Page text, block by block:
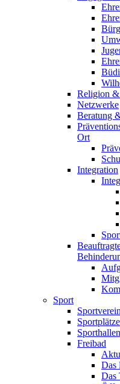
Religion
Netzwerke
Beratung
Ort
Integration
Sport
Sportplätze
Sporthallen
Freibad
Das
Das